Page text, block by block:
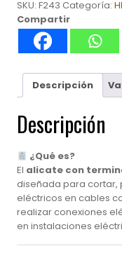
SKU: F243 Categoría:
Compartir
Descripción
Descripción
¿Qué es?
El alicate con
diseñada para cortar,
eléctricos en cables
realizar conexiones
en instalaciones